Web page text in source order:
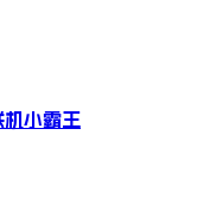
机小霸王